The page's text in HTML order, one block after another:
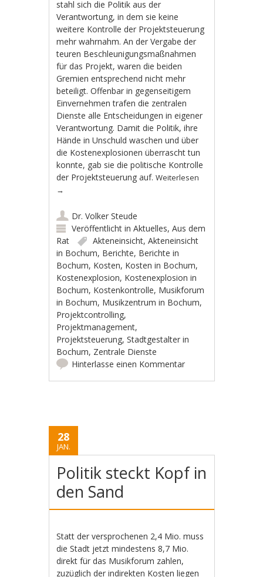
stahl sich die Politik aus der
Verantwortung, in dem sie keine
weitere Kontrolle der Projektsteuerung
mehr wahrnahm. An der Vergabe der
teuren Beschleunigungsmaßnahmen
für das Projekt, waren die beiden
Gremien entsprechend nicht mehr
beteiligt. Offenbar in gegenseitigem
Einvernehmen trafen die zentralen
Dienste alle Entscheidungen in eigener
Verantwortung. Damit die Politik, ihre
Hände in Unschuld waschen und über
die Kostenexplosionen überrascht tun
konnte, gab sie die politische Kontrolle
der Projektsteuerung auf.Weiterlesen
→
Dr. Volker Steude
Veröffentlicht inAktuelles,Aus dem
Rat
Akteneinsicht,Akteneinsicht
in Bochum, Berichte, Berichte in
Bochum, Kosten, Kosten in Bochum,
Kostenexplosion, Kostenexplosion in
Bochum, Kostenkontrolle, Musikforum
in Bochum, Musikzentrum in Bochum,
Projektcontrolling,
Projektmanagement,
Projektsteuerung,Stadtgestalter in
Bochum, Zentrale Dienste
Hinterlasse einen Kommentar
28
JAN.
Politik steckt Kopf in
den Sand
Statt der versprochenen 2,4 Mio. muss
die Stadt jetzt mindestens 8,7 Mio.
direkt für das Musikforum zahlen,
zuzüglich der indirekten Kosten liegen